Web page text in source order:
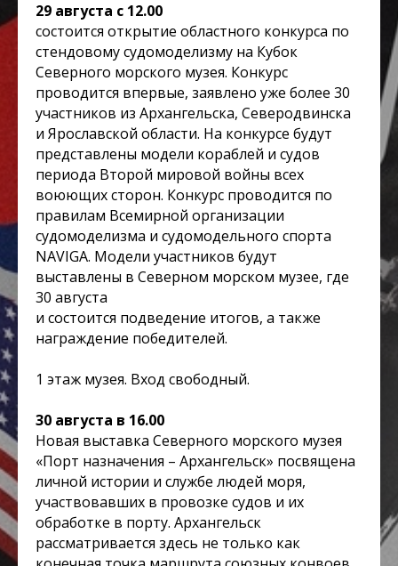
29 августа с 12.00
состоится открытие областного конкурса по
стендовому судомоделизму на Кубок
Северного морского музея. Конкурс
проводится впервые, заявлено уже более 30
участников из Архангельска, Северодвинска
и Ярославской области. На конкурсе будут
представлены модели кораблей и судов
периода Второй мировой войны всех
воюющих сторон. Конкурс проводится по
правилам Всемирной организации
судомоделизма и судомодельного спорта
NAVIGA. Модели участников будут
выставлены в Северном морском музее, где
30 августа
и состоится подведение итогов, а также
награждение победителей.
1 этаж музея. Вход свободный.
30 августа в 16.00
Новая выставка Северного морского музея
«Порт назначения – Архангельск» посвящена
личной истории и службе людей моря,
участвовавших в провозке судов и их
обработке в порту. Архангельск
рассматривается здесь не только как